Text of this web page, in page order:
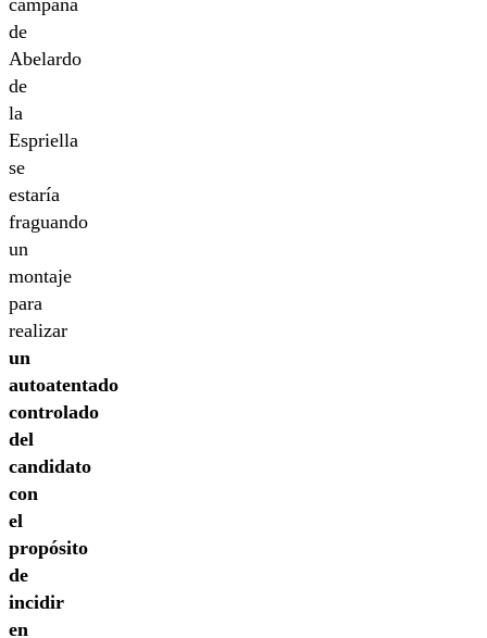
de
Abelardo
de
la
Espriella
se
estaría
fraguando
un
montaje
para
realizar
un
autoatentado
controlado
del
candidato
con
el
propósito
de
incidir
en